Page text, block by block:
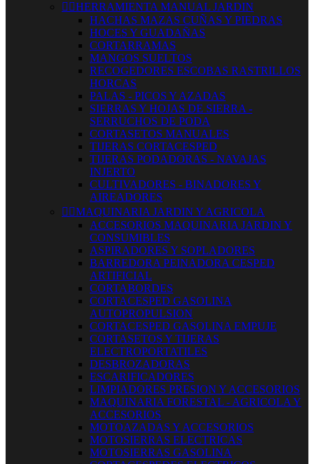
 HERRAMIENTA MANUAL JARDIN
HACHAS MAZAS CUÑAS Y PIEDRAS
HOCES Y GUADAÑAS
CORTARRAMAS
MANGOS SUELTOS
RECOGEDORES ESCOBAS RASTRILLOS
HORCAS
PALAS - PICOS Y AZADAS
SIERRAS Y HOJAS DE SIERRA -
SERRUCHOS DE PODA
CORTASETOS MANUALES
TIJERAS CORTACESPED
TIJERAS PODADORAS - NAVAJAS
INJERTO
CULTIVADORES - BINADORES Y
AIREADORES
 MAQUINARIA JARDIN Y AGRICOLA
ACCESORIOS MAQUINARIA JARDIN Y
CONSUMIBLES
ASPIRADORES Y SOPLADORES
BARREDORA PEINADORA CESPED
ARTIFICIAL
CORTABORDES
CORTACESPED GASOLINA
AUTOPROPULSION
CORTACESPED GASOLINA EMPUJE
CORTASETOS Y TIJERAS
ELECTROPORTATILES
DESBROZADORAS
ESCARIFICADORES
LIMPIADORES PRESION Y ACCESORIOS
MAQUINARIA FORESTAL - AGRICOLA Y
ACCESORIOS
MOTOAZADAS Y ACCESORIOS
MOTOSIERRAS ELECTRICAS
MOTOSIERRAS GASOLINA